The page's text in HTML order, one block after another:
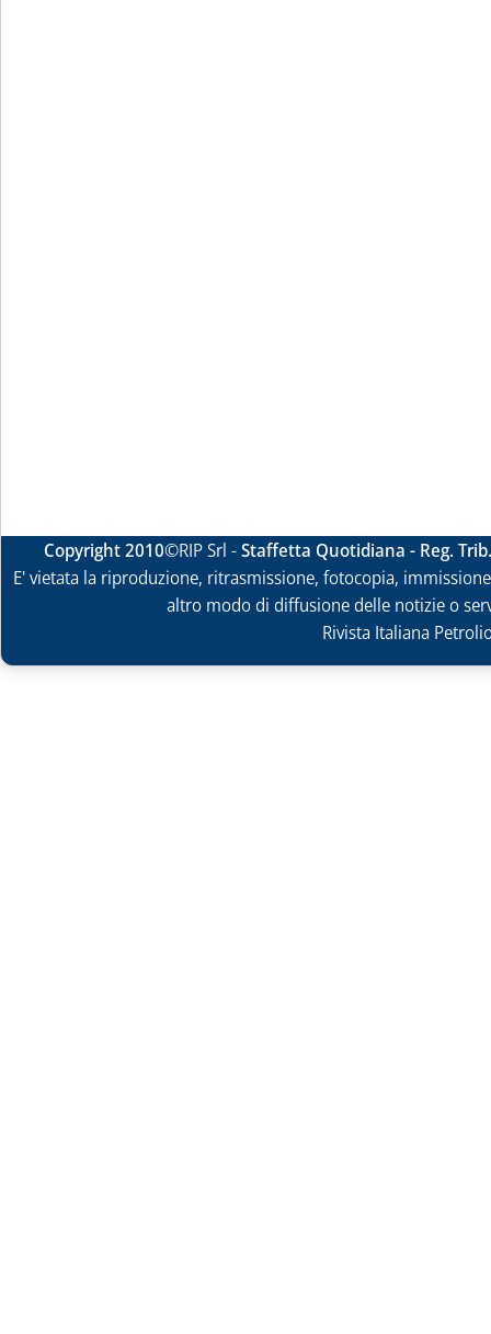
Copyright 2010©RIP Srl -Staffetta Quotidiana - Reg.
E' vietata la riproduzione, ritrasmissione, fotocopia,
altro modo di diffusione delle notizie o
Rivista Italiana